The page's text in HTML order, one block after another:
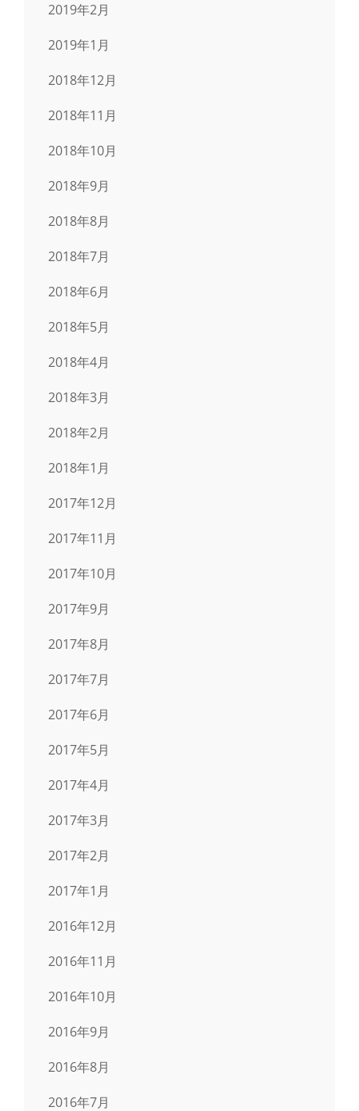
2019年2月
2019年1月
2018年12月
2018年11月
2018年10月
2018年9月
2018年8月
2018年7月
2018年6月
2018年5月
2018年4月
2018年3月
2018年2月
2018年1月
2017年12月
2017年11月
2017年10月
2017年9月
2017年8月
2017年7月
2017年6月
2017年5月
2017年4月
2017年3月
2017年2月
2017年1月
2016年12月
2016年11月
2016年10月
2016年9月
2016年8月
2016年7月